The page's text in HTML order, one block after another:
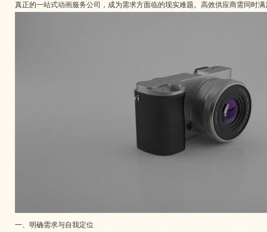
真正的一站式动画服务公司，成为需求方面临的现实难题。高效供应商需同时
一、明确需求与自我定位